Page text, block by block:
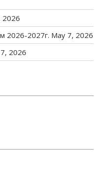
2026
2026-2027г. May 7, 2026
2026